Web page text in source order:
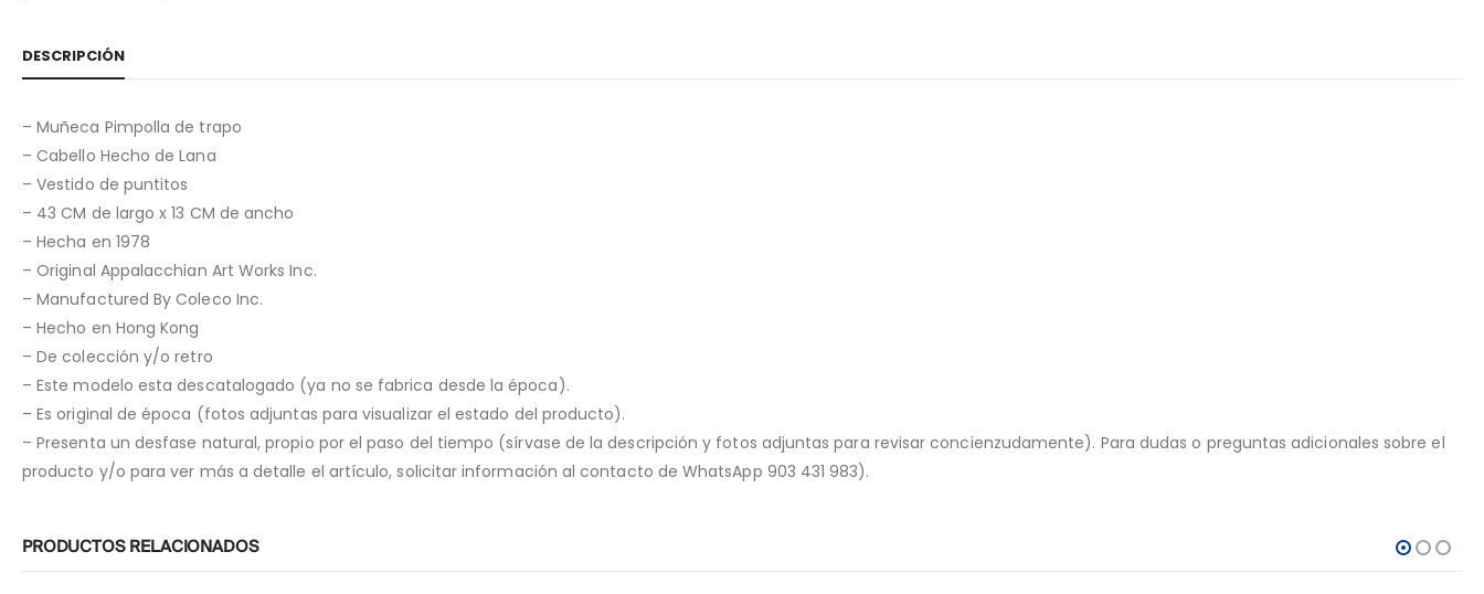
DESCRIPCIÓN
– Muñeca Pimpolla de trapo
– Cabello Hecho de Lana
– Vestido de puntitos
– 43 CM de largo x 13 CM de ancho
– Hecha en 1978
– Original Appalacchian Art Works Inc.
– Manufactured By Coleco Inc.
– Hecho en Hong Kong
– De colección y/o retro
– Este modelo esta descatalogado (ya no se fabrica desde la época).
– Es original de época (fotos adjuntas para visualizar el estado del producto).
– Presenta un desfase natural, propio por el paso del tiempo (sírvase de la descripción y fotos adjuntas para revisar concienzudamente). Para dudas o preguntas adicionales sobre el
producto y/o para ver más a detalle el artículo, solicitar información al contacto de WhatsApp 903 431 983).
PRODUCTOS RELACIONADOS